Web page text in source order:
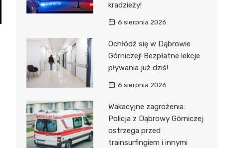
kradzieży!
6 sierpnia 2026
Ochłódź się w Dąbrowie
Górniczej! Bezpłatne lekcje
pływania już dziś!
6 sierpnia 2026
Wakacyjne zagrożenia:
Policja z Dąbrowy Górniczej
ostrzega przed
trainsurfingiem i innymi